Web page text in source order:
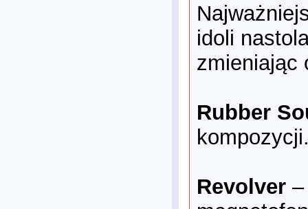
idoli
zmieniając
Rubber
Revolver